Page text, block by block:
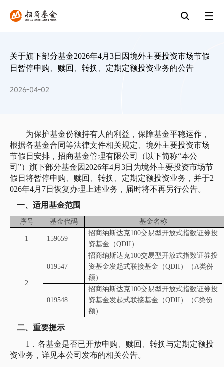
关于旗下部分基金2026年4月3日因境外主要投资市场节假
日暂停申购、赎回、转换、定期定额投资业务的公告
2026-04-02
为保护基金份额持有人的利益，保障基金平稳运作，
根据各基金合同等法律文件相关规定、境外主要投资市场
节假日安排，招商基金管理有限公司（以下简称“本公
司”）旗下部分基金因 2026年4月3日为境外主要投资市场节
假日将暂停申购、赎回、转换、定期定额投资业务，并于2
026年4月7日恢复办理上述业务，届时将不再另行公告。
一、适用基金范围
序号 基金代码 基金名称
1 159659
招商纳斯达克100交易型开放式指数证券投
资基金（QDII ）
2
019547
招商纳斯达克100交易型开放式指数证券投
资基金发起式联接基金（QDII ）（A类份
额）
019548
招商纳斯达克100交易型开放式指数证券投
资基金发起式联接基金（QDII ）（C类份
额）
二、重要提示
1．各基金是否已开放申购、赎回、转换与定期定额投
资业务，详见本公司发布的相关公告。